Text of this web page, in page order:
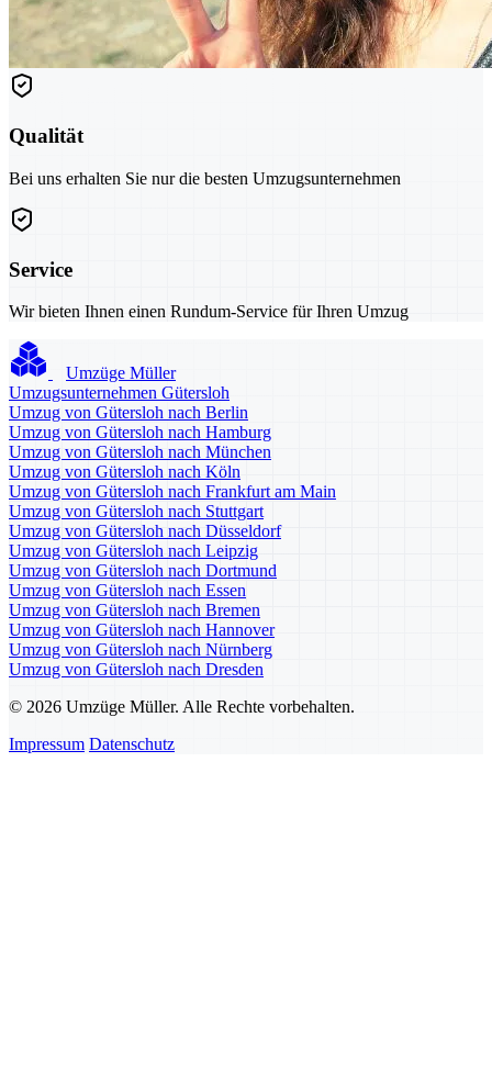
Qualität
Bei uns erhalten Sie nur die besten Umzugsunternehmen
Service
Wir bieten Ihnen einen Rundum-Service für Ihren Umzug
Umzüge Müller
Umzugsunternehmen Gütersloh
Umzug von Gütersloh nach Berlin
Umzug von Gütersloh nach Hamburg
Umzug von Gütersloh nach München
Umzug von Gütersloh nach Köln
Umzug von Gütersloh nach Frankfurt am Main
Umzug von Gütersloh nach Stuttgart
Umzug von Gütersloh nach Düsseldorf
Umzug von Gütersloh nach Leipzig
Umzug von Gütersloh nach Dortmund
Umzug von Gütersloh nach Essen
Umzug von Gütersloh nach Bremen
Umzug von Gütersloh nach Hannover
Umzug von Gütersloh nach Nürnberg
Umzug von Gütersloh nach Dresden
© 2026 Umzüge Müller. Alle Rechte vorbehalten.
Impressum Datenschutz